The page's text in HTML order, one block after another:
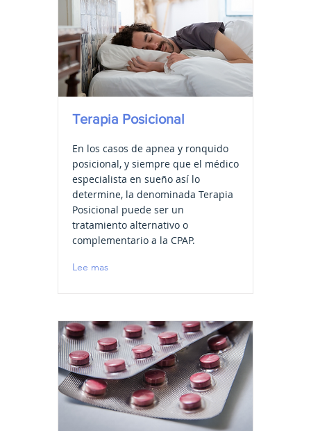
Terapia Posicional
En los casos de apnea y ronquido
posicional, y siempre que el médico
especialista en sueño así lo
determine, la denominada Terapia
Posicional puede ser un
tratamiento alternativo o
complementario a la CPAP.
Lee mas